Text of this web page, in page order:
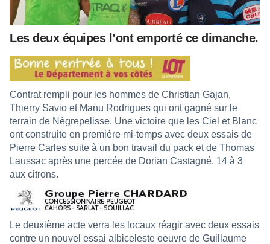
Les deux équipes l’ont emporté ce dimanche.
Contrat rempli pour les hommes de Christian Gajan,
Thierry Savio et Manu Rodrigues qui ont gagné sur le
terrain de Nègrepelisse. Une victoire que les Ciel et Blanc
ont construite en première mi-temps avec deux essais de
Pierre Carles suite à un bon travail du pack et de Thomas
Laussac après une percée de Dorian Castagné. 14 à 3
aux citrons.
Le deuxième acte verra les locaux réagir avec deux essais
contre un nouvel essai albiceleste oeuvre de Guillaume